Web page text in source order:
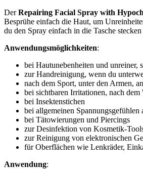
DerRepairing Facial Spray with
Besprühe einfach die Haut, um
du den Spray einfach in die Tasche
Anwendungsmöglichkeiten:
bei Hautunebenheiten und unreiner,
zur Handreinigung, wenn du
nach dem Sport, unter den Armen,
bei sichtbaren Irritationen, nach dem
bei Insektenstichen
bei allgemeinen
bei Tätowierungen und Piercings
zur Desinfektion von Kosmetik-
zur Reinigung von elektronischen
für Oberflächen wie Lenkräder,
Anwendung: